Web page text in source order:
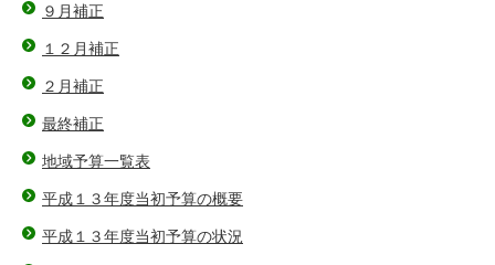
９月補正
１２月補正
２月補正
最終補正
地域予算一覧表
平成１３年度当初予算の概要
平成１３年度当初予算の状況